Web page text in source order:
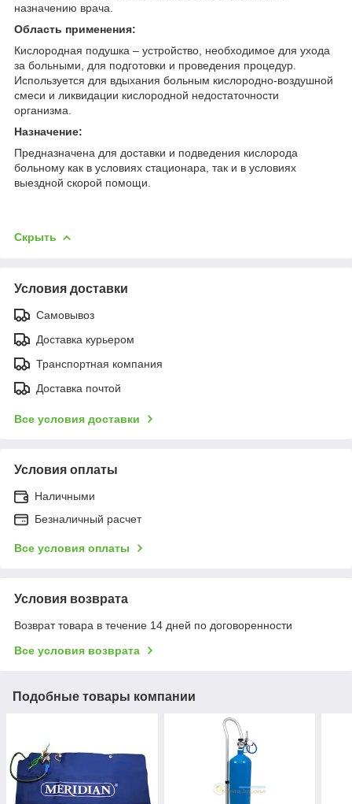
назначению врача.
Область применения:
Кислородная подушка – устройство, необходимое для ухода
за больными, для подготовки и проведения процедур.
Используется для вдыхания больным кислородно-воздушной
смеси и ликвидации кислородной недостаточности
организма.
Назначение:
Предназначена для доставки и подведения кислорода
больному как в условиях стационара, так и в условиях
выездной скорой помощи.
Скрыть
Условия доставки
Самовывоз
Доставка курьером
Транспортная компания
Доставка почтой
Все условия доставки
Условия оплаты
Наличными
Безналичный расчет
Все условия оплаты
Условия возврата
Возврат товара в течение 14 дней по договоренности
Все условия возврата
Подобные товары компании